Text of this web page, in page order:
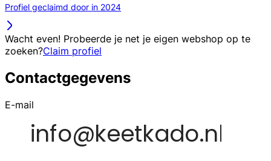
Profiel geclaimd door in 2024
Wacht even! Probeerde je net je eigen webshop op te
zoeken?Claim profiel
Contactgegevens
E-mail